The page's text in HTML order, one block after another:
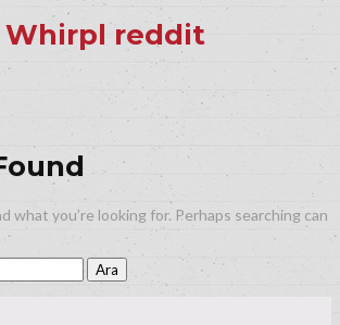
Whirpl reddit
what you’re looking for. Perhaps searching can